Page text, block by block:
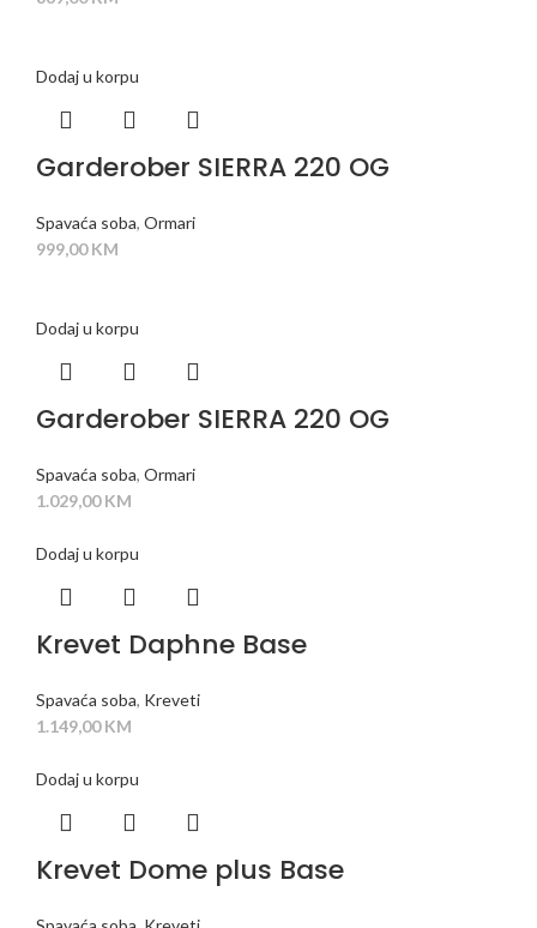
Dodaj u korpu
Garderober SIERRA 220 OG
Spavaća soba, Ormari
999,00KM
Dodaj u korpu
Garderober SIERRA 220 OG
Spavaća soba, Ormari
1.029,00KM
Dodaj u korpu
Krevet Daphne Base
Spavaća soba, Kreveti
1.149,00KM
Dodaj u korpu
Krevet Dome plus Base